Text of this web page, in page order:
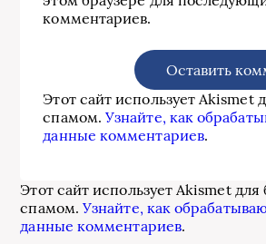
комментариев.
Этот сайт использует Akismet
спамом.Узнайте, как
данные комментариев.
Этот сайт использует Akismet
спамом.Узнайте, как
данные комментариев.